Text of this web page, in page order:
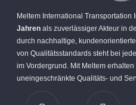
Meltem International Transportation
Jahren als zuverlässiger Akteur in
durch nachhaltige,
von Qualitätsstandards steht bei
im Vordergrund. Mit Meltem
uneingeschränkte Qualitäts- und